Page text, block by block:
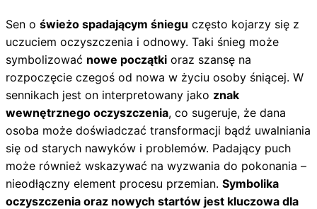
Sen o świeżo spadającym śniegu często kojarzy się z
uczuciem oczyszczenia i odnowy. Taki śnieg może
symbolizować nowe początki oraz szansę na
rozpoczęcie czegoś od nowa w życiu osoby śniącej. W
sennikach jest on interpretowany jako znak
wewnętrznego oczyszczenia, co sugeruje, że dana
osoba może doświadczać transformacji bądź uwalniania
się od starych nawyków i problemów. Padający puch
może również wskazywać na wyzwania do pokonania –
nieodłączny element procesu przemian. Symbolika
oczyszczenia oraz nowych startów jest kluczowa dla